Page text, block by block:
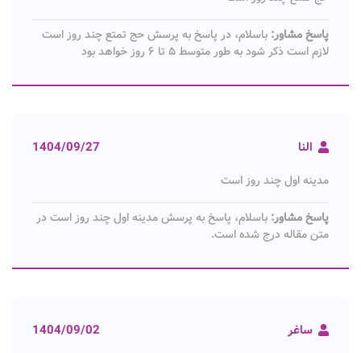
پاسخ مشاور: باسلام، در پاسخ به پرسش حج تمتع چند روز است
لازم است ذکر شود به طور متوسط ۵ تا ۶ روز خواهد بود
النا 1404/09/27
مدینه اول چند روز است
پاسخ مشاور: باسلام، پاسخ به پرسش مدینه اول چند روز است در
متن مقاله درج شده است.
ساغر 1404/09/02